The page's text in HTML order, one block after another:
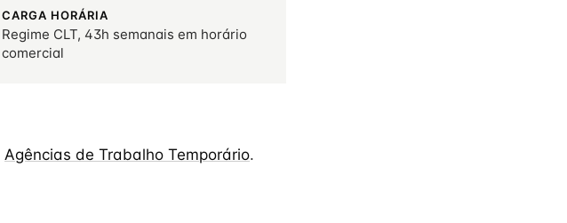
CARGA HORÁRIA
Regime CLT, 43h semanais em horário
comercial
Agências de Trabalho Temporário.